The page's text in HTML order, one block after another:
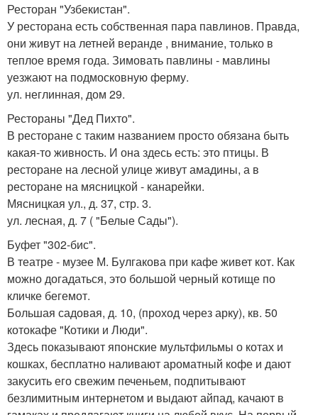
Ресторан "Узбекистан".
У ресторана есть собственная пара павлинов. Правда,
они живут на летней веранде , внимание, только в
теплое время года. Зимовать павлины - мавлины
уезжают на подмосковную ферму.
ул. неглинная, дом 29.
Рестораны "Дед Пихто".
В ресторане с таким названием просто обязана быть
какая-то живность. И она здесь есть: это птицы. В
ресторане на лесной улице живут амадины, а в
ресторане на мясницкой - канарейки.
Мясницкая ул., д. 37, стр. 3.
ул. лесная, д. 7 ( "Белые Сады").
Буфет "302-бис".
В театре - музее М. Булгакова при кафе живет кот. Как
можно догадаться, это большой черный котище по
кличке бегемот.
Большая садовая, д. 10, (проход через арку), кв. 50
котокафе "Котики и Люди".
Здесь показывают японские мультфильмы о котах и
кошках, бесплатно наливают ароматный кофе и дают
закусить его свежим печеньем, подпитывают
безлимитным интернетом и выдают айпад, качают в